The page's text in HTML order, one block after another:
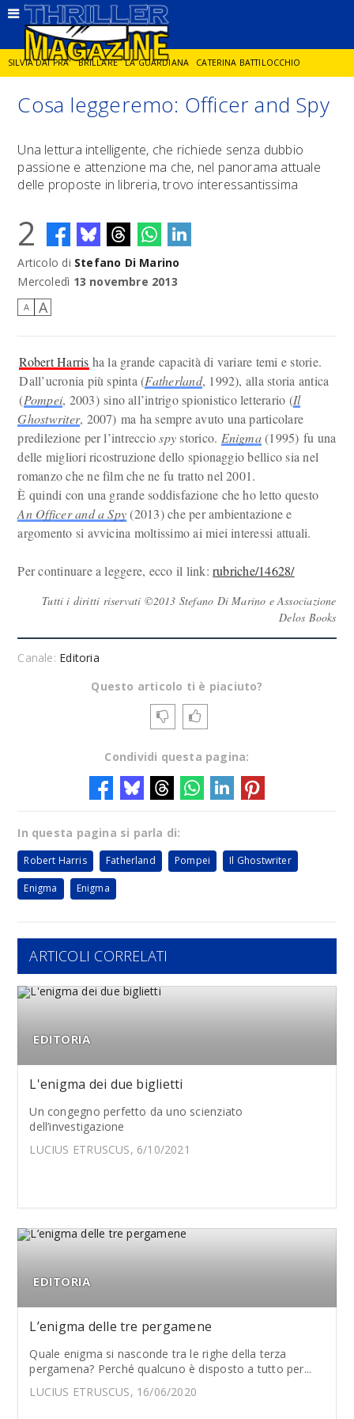
SILVIA DAI PRA' BRILLARE LA GUARDIANA CATERINA BATTILOCCHIO
JORGE DIAZ LA SPIA DELITTO IN CORNICE GIANCARLO DE CATALDO
DIEGO ZANDEL GLI ANNI DI PIETRA
Cosa leggeremo: Officer and Spy
Una lettura intelligente, che richiede senza dubbio
passione e attenzione ma che, nel panorama attuale
delle proposte in libreria, trovo interessantissima
2
Articolo di Stefano Di Marino
Mercoledì 13 novembre 2013
A A
Robert Harris ha la grande capacità di variare temi e storie.
Dall’ucronia più spinta (Fatherland, 1992), alla storia antica
(Pompei, 2003) sino all’intrigo spionistico letterario (Il
Ghostwriter, 2007) ma ha sempre avuto una particolare
predilezione per l’intrecciospystorico. Enigma(1995) fu una
delle migliori ricostruzione dello spionaggio bellico sia nel
romanzo che ne film che ne fu tratto nel 2001.
È quindi con una grande soddisfazione che ho letto questo
An Officer and a Spy(2013) che per ambientazione e
argomento si avvicina moltissimo ai miei interessi attuali.
Per continuare a leggere, ecco il link:rubriche/14628/
Tutti i diritti riservati ©2013 Stefano Di Marino e Associazione
Delos Books
Canale: Editoria
Questo articolo ti è piaciuto?
Condividi questa pagina:
In questa pagina si parla di:
Robert Harris Fatherland Pompei Il Ghostwriter
Enigma Enigma
ARTICOLI CORRELATI
EDITORIA
L'enigma dei due biglietti
Un congegno perfetto da uno scienziato
dell’investigazione
LUCIUS ETRUSCUS, 6/10/2021
EDITORIA
L’enigma delle tre pergamene
Quale enigma si nasconde tra le righe della terza
pergamena? Perché qualcuno è disposto a tutto per...
LUCIUS ETRUSCUS, 16/06/2020